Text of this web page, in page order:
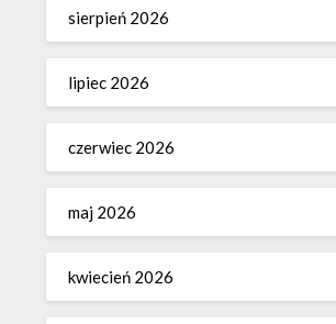
sierpień 2026
lipiec 2026
czerwiec 2026
maj 2026
kwiecień 2026